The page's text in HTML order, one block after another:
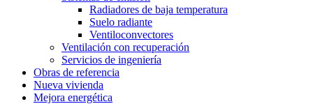
Radiadores de baja temperatura
Suelo radiante
Ventiloconvectores
Ventilación con recuperación
Servicios de ingeniería
Obras de referencia
Nueva vivienda
Mejora energética